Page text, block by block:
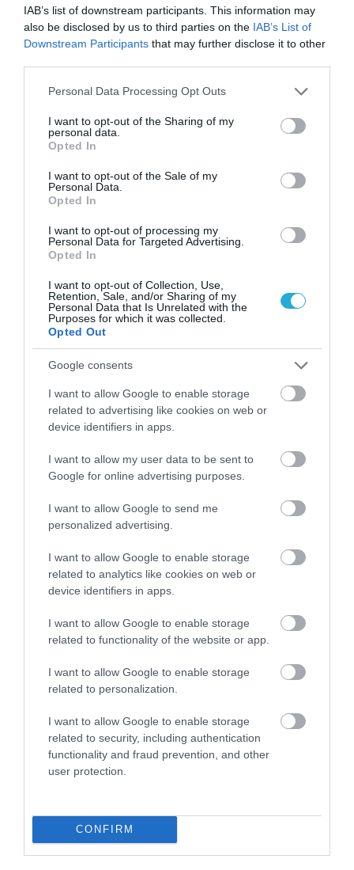
IAB’s list of downstream participants. This information may
also be disclosed by us to third parties on the IAB’s List of
Downstream Participants that may further disclose it to other
Please note that this website/app uses one or more Google
not limited to your visit or usage behaviour. You may click to
grant or deny consent to Google and its third-party tags to
use your data for below specified purposes in below Google
consent section.
Personal Data Processing Opt Outs
I want to opt-out of the Sharing of my
personal data.
Opted In
I want to opt-out of the Sale of my
Personal Data.
Opted In
I want to opt-out of processing my
Personal Data for Targeted Advertising.
Opted In
I want to opt-out of Collection, Use,
Retention, Sale, and/or Sharing of my
Personal Data that Is Unrelated with the
Purposes for which it was collected.
Opted Out
Google consents
I want to allow Google to enable storage
related to advertising like cookies on web or
device identifiers in apps.
I want to allow my user data to be sent to
Google for online advertising purposes.
I want to allow Google to send me
personalized advertising.
I want to allow Google to enable storage
related to analytics like cookies on web or
device identifiers in apps.
I want to allow Google to enable storage
related to functionality of the website or app.
I want to allow Google to enable storage
related to personalization.
I want to allow Google to enable storage
related to security, including authentication
functionality and fraud prevention, and other
user protection.
CONFIRM
07.08.2026
Παγκόσμια Ημέρα Μπύρας: Η ιστορία της
μπύρας σε ένα ποτήρι
03.08.2026
Το «τρικ» για να γεμίσετε εύκολα τις
παγοθήκες με νερό
02.08.2026
Τρεις ελληνικές πόλεις στους κορυφαίους